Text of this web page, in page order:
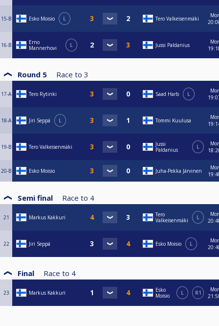
15-B Esko Moisio L Tero Valkeisenmäki
16-B
Erno
Mannerhovi
L Jussi Paldanius
Round 5 Race to 3
17-A Tero Rytinki Saad Harb L
18-A Jiri Seppä L Tommi Kuulusa
19-B Tero Valkeisenmäki
Jussi
Paldanius
L
20-B Esko Moisio Juha-Pekka Järvinen
Semi final Race to 4
21 Markus Kakkuri
Tero
Valkeisenmäki
L
22 Jiri Seppä Esko Moisio L
Final Race to 4
23 Markus Kakkuri
Esko
Moisio
L R1